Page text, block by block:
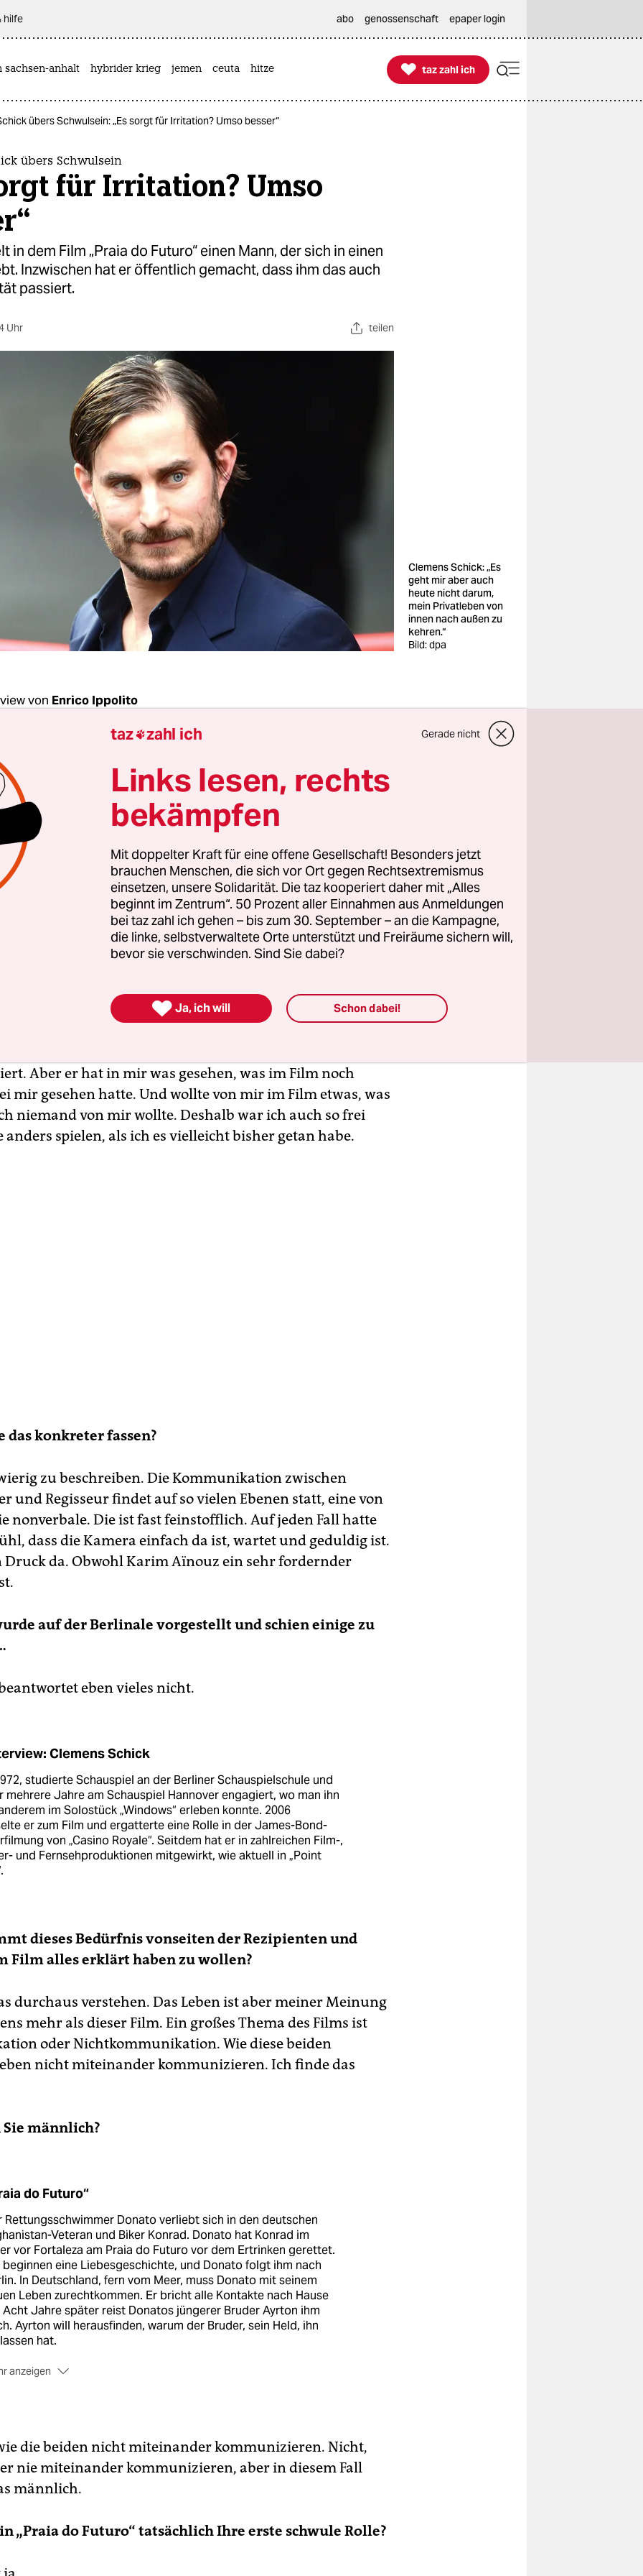
hilfe abo genossenschaft epaper login
sachsen-anhalt hybrider krieg jemen ceuta hitze 
taz zahl ich
taz zahl ich
übers Schwulsein: „Es sorgt für Irritation? Umso besser“
übers Schwulsein
für Irritation? Umso
in dem Film „Praia do Futuro“ einen Mann, der sich in einen
Inzwischen hat er öffentlich gemacht, dass ihm das auch
passiert.
Uhr teilen
Clemens Schick: „Es
geht mir aber auch
heute nicht darum,
mein Privatleben von
innen nach außen zu
kehren.“
Bild: dpa
von Enrico Ippolito
Sie spielen in „Praia do Futuro“ Konrad, der sich in
dem Tod seines Freundes in den Rettungsschwimmer
Ihnen ist dieser Film sehr wichtig. Wieso?
Produktion, bei der ich eine so große Rolle gespielt habe.
wir sehr lange geprobt – zwei Monate. Das gibt es im
kaum, weil es nur funktioniert, wenn man dafür wenig
wie bei „Praia do Futuro“. Und dann natürlich das Team.
ist man davon abhängig, was der Regisseur in einem
denn der Regisseur Karim Aïnouz von Ihnen?
Aber er hat in mir was gesehen, was im Film noch
mir gesehen hatte. Und wollte von mir im Film etwas, was
niemand von mir wollte. Deshalb war ich auch so frei
spielen, als ich es vielleicht bisher getan habe.
das konkreter fassen?
zu beschreiben. Die Kommunikation zwischen
und Regisseur findet auf so vielen Ebenen statt, eine von
nonverbale. Die ist fast feinstofflich. Auf jeden Fall hatte
dass die Kamera einfach da ist, wartet und geduldig ist.
Druck da. Obwohl Karim Aïnouz ein sehr fordernder
auf der Berlinale vorgestellt und schien einige zu
eben vieles nicht.
Clemens Schick
studierte Schauspiel an der Berliner Schauspielschule und
mehrere Jahre am Schauspiel Hannover engagiert, wo man ihn
im Solostück „Windows“ erleben konnte. 2006
er zum Film und ergatterte eine Rolle in der James-Bond-
von „Casino Royale“. Seitdem hat er in zahlreichen Film-,
und Fernsehproduktionen mitgewirkt, wie aktuell in „Point
dieses Bedürfnis vonseiten der Rezipienten und
Film alles erklärt haben zu wollen?
durchaus verstehen. Das Leben ist aber meiner Meinung
mehr als dieser Film. Ein großes Thema des Films ist
oder Nichtkommunikation. Wie diese beiden
nicht miteinander kommunizieren. Ich finde das
männlich?
do Futuro“
Rettungsschwimmer Donato verliebt sich in den deutschen
Veteran und Biker Konrad. Donato hat Konrad im
vor Fortaleza am Praia do Futuro vor dem Ertrinken gerettet.
beginnen eine Liebesgeschichte, und Donato folgt ihm nach
In Deutschland, fern vom Meer, muss Donato mit seinem
Leben zurechtkommen. Er bricht alle Kontakte nach Hause
Acht Jahre später reist Donatos jüngerer Bruder Ayrton ihm
Ayrton will herausfinden, warum der Bruder, sein Held, ihn
hat.
anzeigen
die beiden nicht miteinander kommunizieren. Nicht,
nie miteinander kommunizieren, aber in diesem Fall
männlich.
„Praia do Futuro“ tatsächlich Ihre erste schwule Rolle?
taz zahl ich Gerade nicht
Links lesen, rechts
bekämpfen
Mit doppelter Kraft für eine offene Gesellschaft! Besonders jetzt
brauchen Menschen, die sich vor Ort gegen Rechtsextremismus
einsetzen, unsere Solidarität. Die taz kooperiert daher mit „Alles
beginnt im Zentrum“. 50 Prozent aller Einnahmen aus Anmeldungen
bei taz zahl ich gehen – bis zum 30. September – an die Kampagne,
die linke, selbstverwaltete Orte unterstützt und Freiräume sichern will,
bevor sie verschwinden. Sind Sie dabei?
 Ja, ich will Schon dabei!